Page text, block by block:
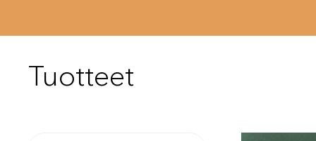
Tuotteet